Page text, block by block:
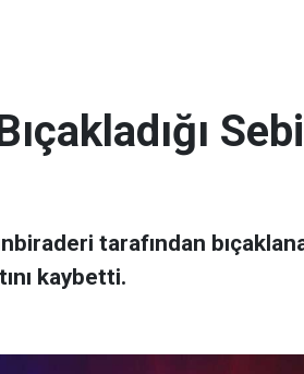
tarafından
kaybetti.